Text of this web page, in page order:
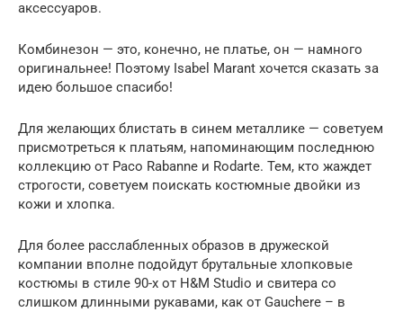
аксессуаров.
Комбинезон — это, конечно, не платье, он — намного
оригинальнее! Поэтому Isabel Marant хочется сказать за
идею большое спасибо!
Для желающих блистать в синем металлике — советуем
присмотреться к платьям, напоминающим последнюю
коллекцию от Paco Rabanne и Rodarte. Тем, кто жаждет
строгости, советуем поискать костюмные двойки из
кожи и хлопка.
Для более расслабленных образов в дружеской
компании вполне подойдут брутальные хлопковые
костюмы в стиле 90-х от H&M Studio и свитера со
слишком длинными рукавами, как от Gauchere – в